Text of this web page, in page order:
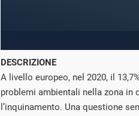
DESCRIZIONE
A livello europeo, nel 2020, il
problemi ambientali nella zona in
l’inquinamento. Una questione